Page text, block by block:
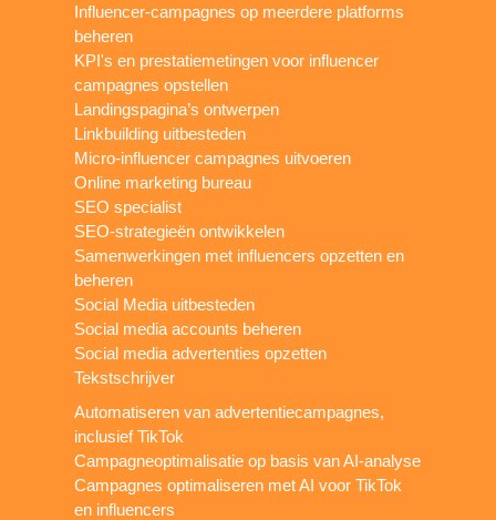
Influencer-campagnes op meerdere platforms
beheren
KPI's en prestatiemetingen voor influencer
campagnes opstellen
Landingspagina’s ontwerpen
Linkbuilding uitbesteden
Micro-influencer campagnes uitvoeren
Online marketing bureau
SEO specialist
SEO-strategieën ontwikkelen
Samenwerkingen met influencers opzetten en
beheren
Social Media uitbesteden
Social media accounts beheren
Social media advertenties opzetten
Tekstschrijver
Automatiseren van advertentiecampagnes,
inclusief TikTok
Campagneoptimalisatie op basis van AI-analyse
Campagnes optimaliseren met AI voor TikTok
en influencers